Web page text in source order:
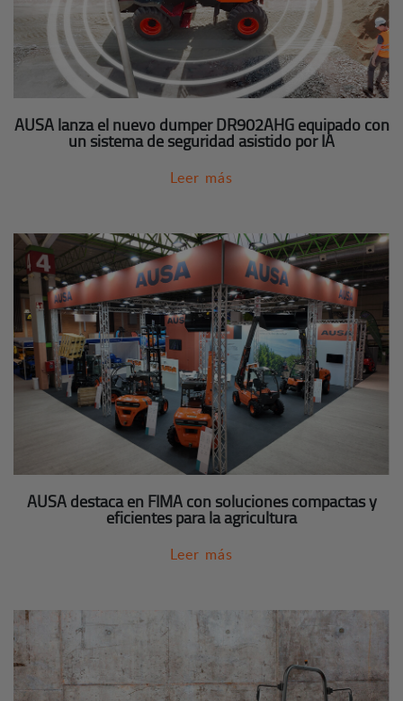
AUSA lanza el nuevo dumper DR902AHG equipado con
un sistema de seguridad asistido por IA
Leer más
AUSA destaca en FIMA con soluciones compactas y
eficientes para la agricultura
Leer más